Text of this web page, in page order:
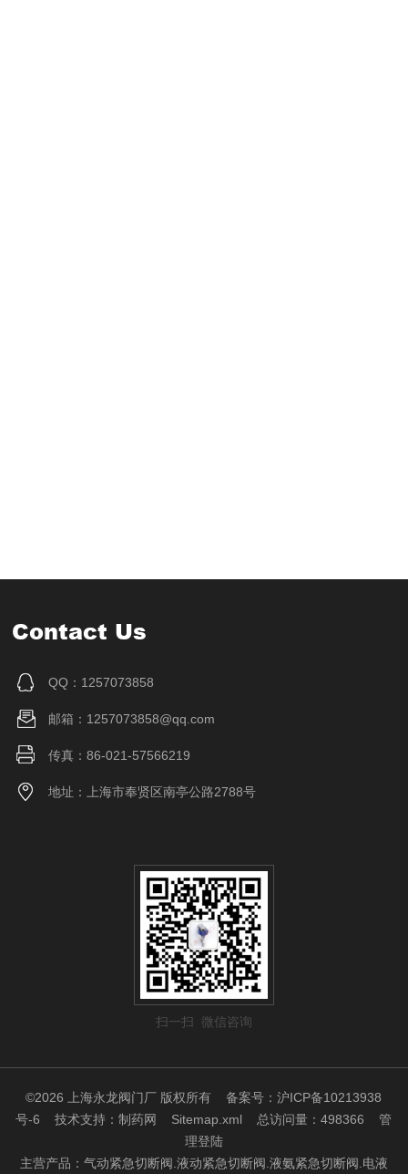
Contact Us
QQ：1257073858
邮箱：1257073858@qq.com
传真：86-021-57566219
地址：上海市奉贤区南亭公路2788号
扫一扫 微信咨询
©2026 上海永龙阀门厂 版权所有备案号：沪ICP备10213938
号-6 技术支持：制药网 Sitemap.xml 总访问量：498366管
理登陆
主营产品：气动紧急切断阀.液动紧急切断阀.液氨紧急切断阀.电液